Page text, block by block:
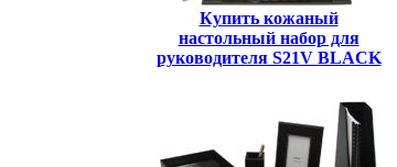
Купить кожаный
настольный набор для
руководителя S21V BLACK